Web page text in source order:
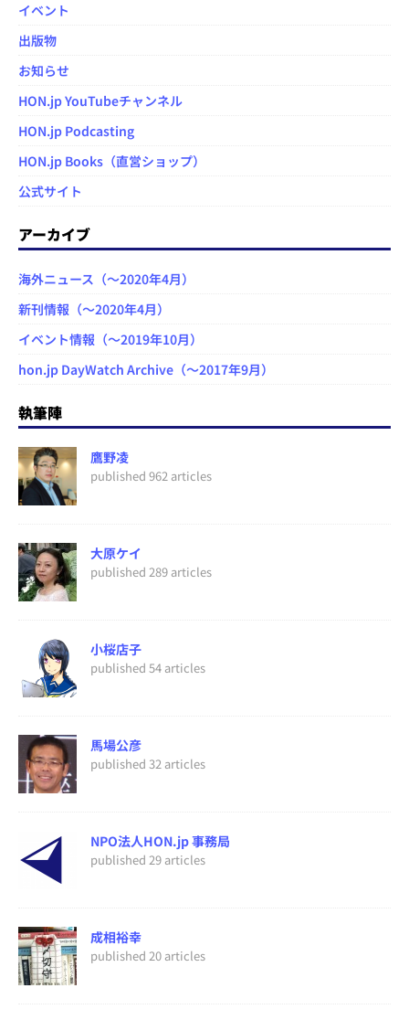
イベント
出版物
お知らせ
HON.jp YouTubeチャンネル
HON.jp Podcasting
HON.jp Books（直営ショップ）
公式サイト
アーカイブ
海外ニュース（～2020年4月）
新刊情報（～2020年4月）
イベント情報（～2019年10月）
hon.jp DayWatch Archive（～2017年9月）
執筆陣
鷹野凌
published 962 articles
大原ケイ
published 289 articles
小桜店子
published 54 articles
馬場公彦
published 32 articles
NPO法人HON.jp 事務局
published 29 articles
成相裕幸
published 20 articles